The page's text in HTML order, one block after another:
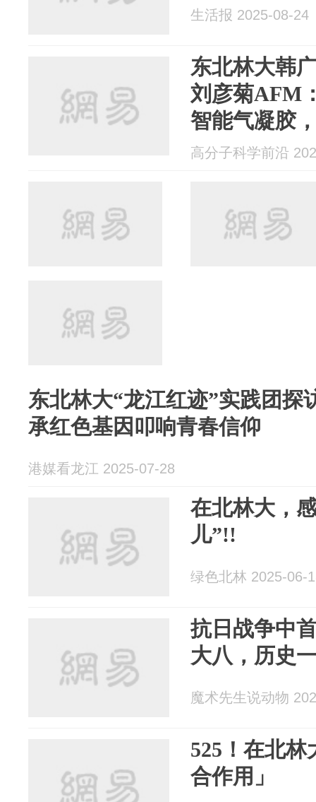
生活报 2025-08-24
东北林大韩
刘彦菊AFM
智能气凝胶
疗工程
高分子科学前沿
东北林大“龙江红迹”实践团探
承红色基因叩响青春信仰
港媒看龙江 2025-07-28
在北林大，
儿”!!
绿色北林 2025-06-
抗日战争中
大八，历史
魔术先生说动物
525！在北
合作用」